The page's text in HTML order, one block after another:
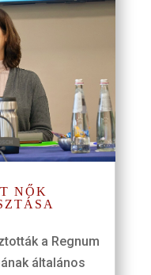
NŐK
a Regnum
általános